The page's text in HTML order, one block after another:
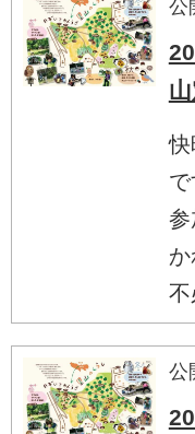
公
快
で
参
か
不
公